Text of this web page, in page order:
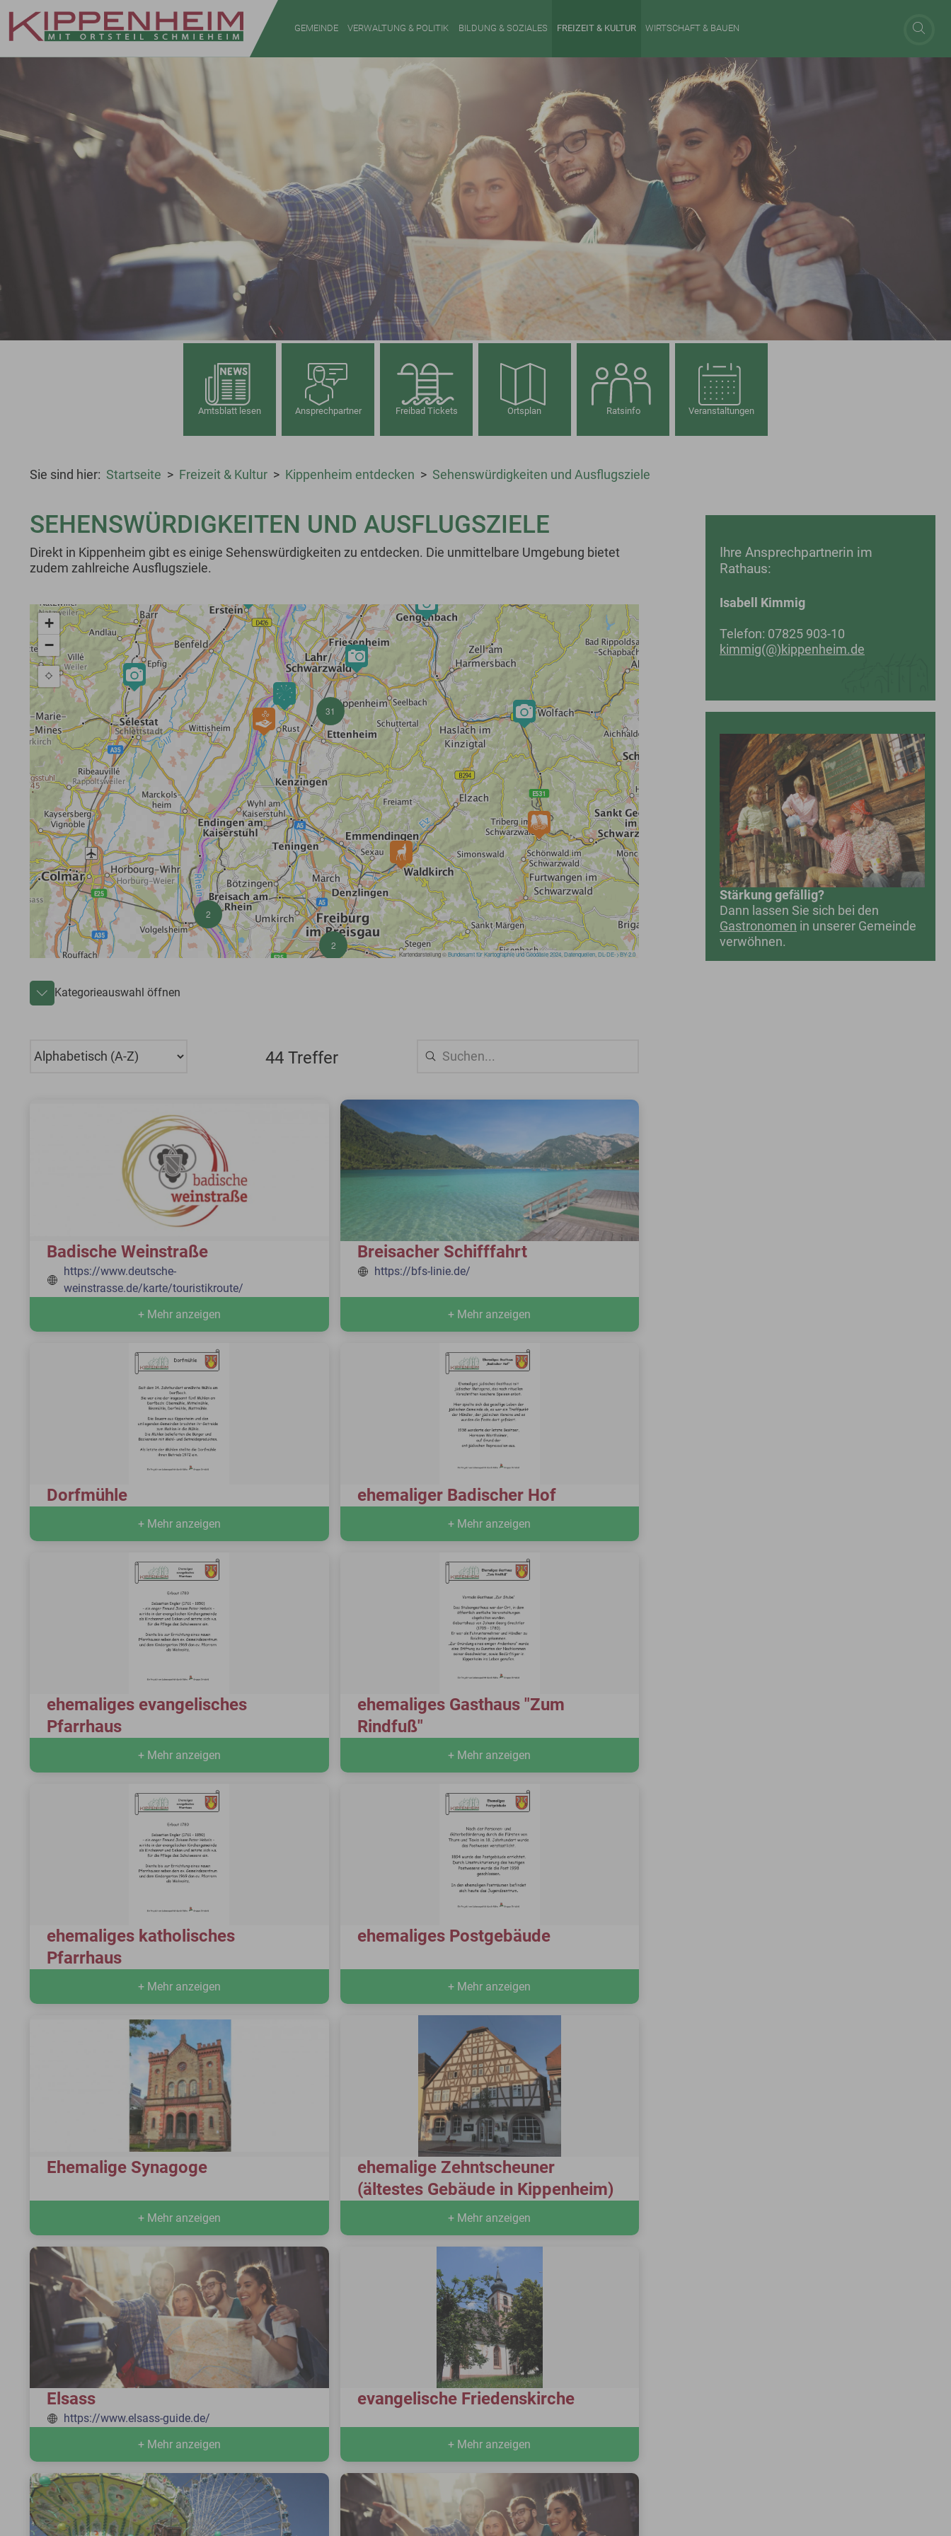
Zum Hauptinhalt springen
GEMEINDE VERWALTUNG & POLITIK BILDUNG & SOZIALES FREIZEIT & KULTUR WIRTSCHAFT & BAUEN
Amtsblatt lesen Ansprechpartner Freibad Tickets Ortsplan Ratsinfo Veranstaltungen
Startseite Freizeit & Kultur Kippenheim entdecken Sehenswürdigkeiten und Ausflugsziele
SEHENSWÜRDIGKEITEN UND AUSFLUGSZIELE
Direkt in Kippenheim gibt es einige Sehenswürdigkeiten zu entdecken. Die unmittelbare Umgebung bietet
zudem zahlreiche Ausflugsziele.
Kategorieauswahl öffnen
44 Treffer
Badische Weinstraße
https://www.deutsche-
weinstrasse.de/karte/touristikroute/
+ Mehr anzeigen
Breisacher Schifffahrt
https://bfs-linie.de/
+ Mehr anzeigen
Dorfmühle
+ Mehr anzeigen
ehemaliger Badischer Hof
+ Mehr anzeigen
ehemaliges evangelisches
Pfarrhaus
+ Mehr anzeigen
ehemaliges Gasthaus "Zum
Rindfuß"
+ Mehr anzeigen
ehemaliges katholisches
Pfarrhaus
+ Mehr anzeigen
ehemaliges Postgebäude
+ Mehr anzeigen
Ehemalige Synagoge
+ Mehr anzeigen
ehemalige Zehntscheuner
(ältestes Gebäude in Kippenheim)
+ Mehr anzeigen
Elsass
https://www.elsass-guide.de/
+ Mehr anzeigen
evangelische Friedenskirche
+ Mehr anzeigen
Ihre Ansprechpartnerin im
Rathaus:
Isabell Kimmig
Telefon: 07825 903-10
kimmig(@)kippenheim.de
Stärkung gefällig?
Dann lassen Sie sich bei den
Gastronomen in unserer Gemeinde
verwöhnen.